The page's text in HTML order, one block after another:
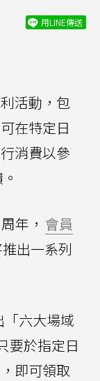
用LINE傳送
活動，包
在特定日
消費以參
年， 會員
出一系列
六大場域
要於指定日
即可領取